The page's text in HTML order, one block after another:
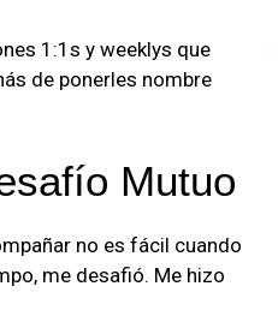
1:1s y weeklys que
de ponerles nombre
Mutuo
no es fácil cuando
me desafió. Me hizo